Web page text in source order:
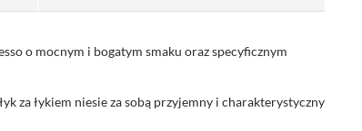
o mocnym i bogatym smaku oraz specyficznym
za łykiem niesie za sobą przyjemny i charakterystyczny